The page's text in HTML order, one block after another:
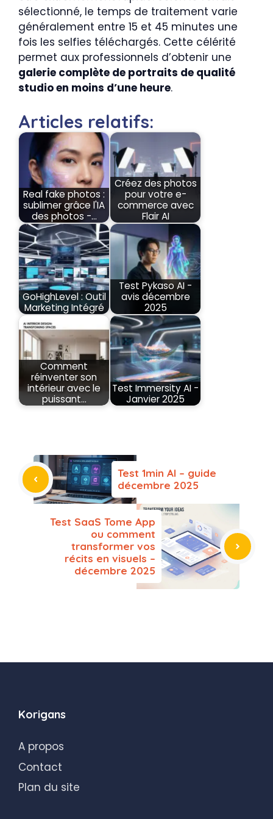
sélectionné, le temps de traitement varie
généralement entre 15 et 45 minutes une
fois les selfies téléchargés. Cette célérité
permet aux professionnels d’obtenir une
galerie complète de portraits de qualité
studio en moins d’une heure.
Articles relatifs:
Real fake photos :
sublimer grâce l'IA
des photos -…
Créez des photos
pour votre e-
commerce avec
Flair AI
GoHighLevel : Outil
Marketing Intégré
Test Pykaso AI -
avis décembre
2025
Comment
réinventer son
intérieur avec le
puissant…
Test Immersity AI -
Janvier 2025
Test 1min AI – guide
décembre 2025
Test SaaS Tome App
ou comment
transformer vos
récits en visuels –
décembre 2025
Korigans
A propos
Contact
Plan du site